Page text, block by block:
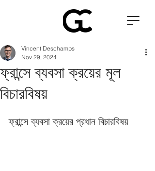
ফ্রান্সে ব্যবসা ক্রয়ের মূল
বিচারবিষয়
Vincent Deschamps
Nov 29, 2024
ফ্রান্সে ব্যবসা ক্রয়ের প্রধান বিচারবিষয়